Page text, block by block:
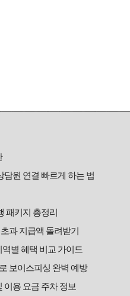
담원 연결 빠르게 하는 법
패키지 총정리
과 지급액 돌려받기
별 혜택 비교 가이드
보이스피싱 완벽 예방
이용 요금 주차 정보